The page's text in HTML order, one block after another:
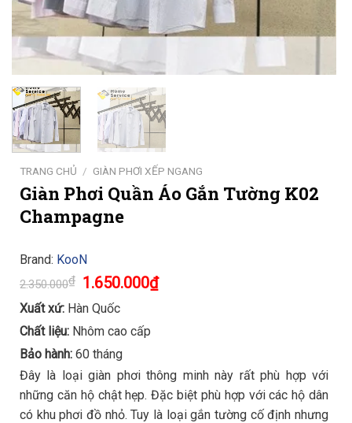
TRANG CHỦ / GIÀN PHƠI XẾP NGANG
Giàn Phơi Quần Áo Gắn Tường K02
Champagne
Brand: KooN
2.350.000₫ Original
price
was:
2.350.000₫.
1.650.000₫Current
price
Xuất xứ: Hàn Quốc
Chất liệu: Nhôm cao cấp
Bảo hành: 60 tháng
Đây là loại giàn phơi thông minh này rất phù hợp với
những căn hộ chật hẹp. Đặc biệt phù hợp với các hộ dân
có khu phơi đồ nhỏ. Tuy là loại gắn tường cố định nhưng